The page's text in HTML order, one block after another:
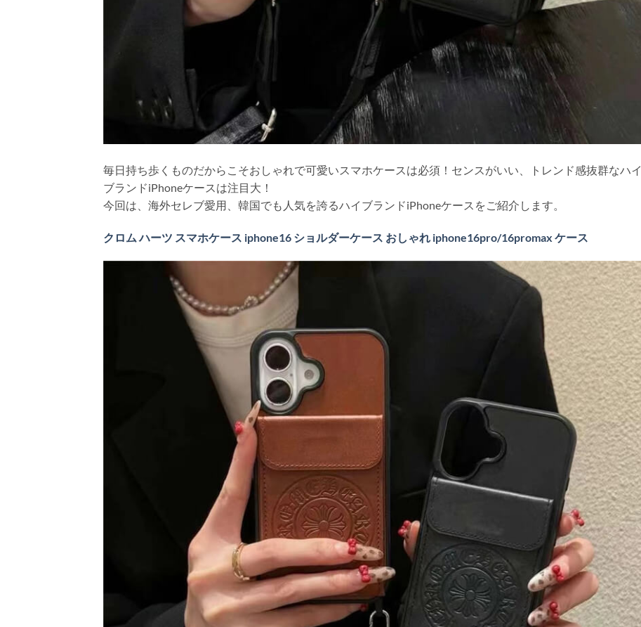
毎日持ち歩くものだからこそおしゃれで可愛いスマホケースは必須！センスがいい、トレンド感抜群なハイ
ブランドiPhoneケースは注目大！
今回は、海外セレブ愛用、韓国でも人気を誇るハイブランドiPhoneケースをご紹介します。
クロム ハーツ スマホケース iphone16 ショルダーケース おしゃれ iphone16pro/16promax ケース